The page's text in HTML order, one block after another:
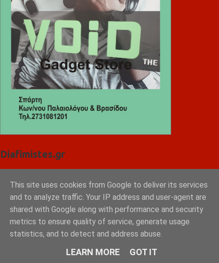
Diafimistes.gr
This site uses cookies from Google to deliver its services
and to analyze traffic. Your IP address and user-agent are
shared with Google along with performance and security
metrics to ensure quality of service, generate usage
statistics, and to detect and address abuse.
LEARN MORE GOT IT